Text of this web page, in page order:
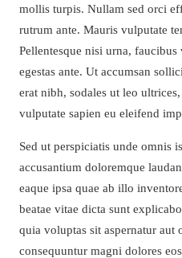
mollis turpis. Nullam sed orci
rutrum ante. Mauris vulputate
Pellentesque nisi urna,
egestas ante. Ut accumsan
erat nibh, sodales ut leo
vulputate sapien eu eleifend
Sed ut perspiciatis unde omnis
accusantium doloremque
eaque ipsa quae ab illo
beatae vitae dicta sunt
quia voluptas sit aspernatur aut
consequuntur magni dolores